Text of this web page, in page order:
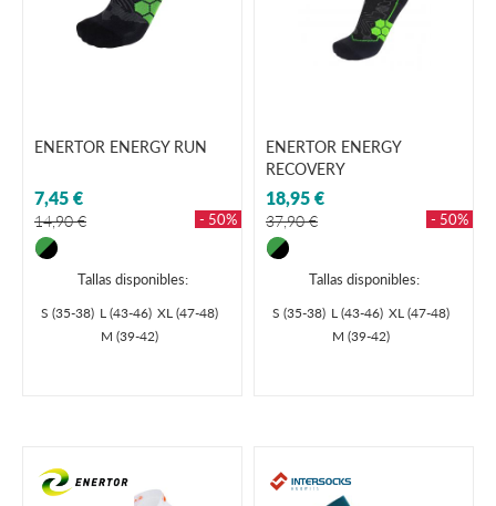
ENERTOR ENERGY RUN
7,45 €
14,90 € - 50%
Tallas disponibles:
S (35-38) L (43-46) XL (47-48)
M (39-42)
ENERTOR ENERGY
RECOVERY
18,95 €
37,90 € - 50%
Tallas disponibles:
S (35-38) L (43-46) XL (47-48)
M (39-42)